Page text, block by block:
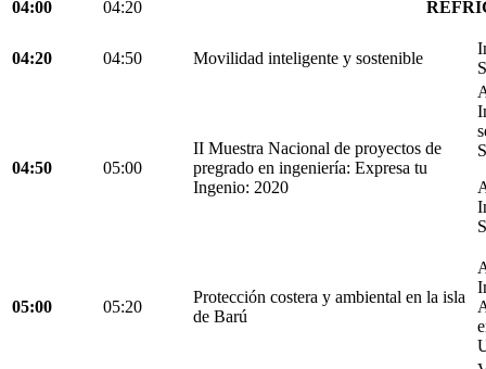
04:00 04:20
04:20 04:50 Movilidad inteligente y sostenible
04:50 05:00
II Muestra Nacional de proyectos de
pregrado en ingeniería: Expresa tu
Ingenio: 2020
05:00 05:20
Protección costera y ambiental en la isla
de Barú